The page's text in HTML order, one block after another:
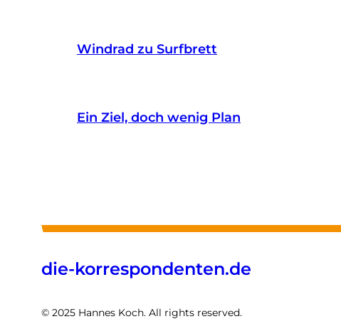
Windrad zu Surfbrett
Ein Ziel, doch wenig Plan
die-korrespondenten.de
© 2025 Hannes Koch. All rights reserved.